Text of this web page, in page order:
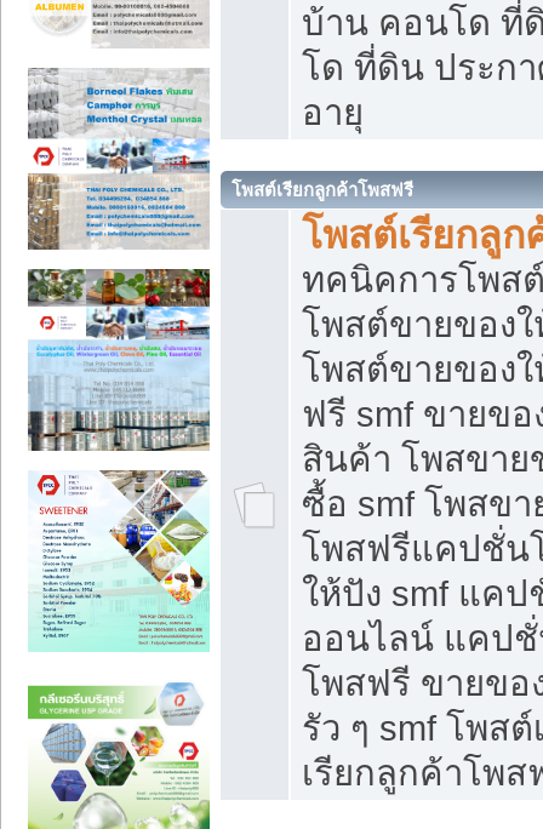
บ้าน คอนโด ที่
โด ที่ดิน ประก
อายุ
โพสต์เรียกลูกค้าโพสฟรี
โพสต์เรียกลูก
ทคนิคการโพส
โพสต์ขายของ
โพสต์ขายของ
ฟรี smf ขายข
สินค้า โพสขาย
ซื้อ smf โพสข
โพสฟรีแคปชั่น
ให้ปัง smf แค
ออนไลน์ แคป
โพสฟรี ขายขอ
รัว ๆ smf โพส
เรียกลูกค้าโพส